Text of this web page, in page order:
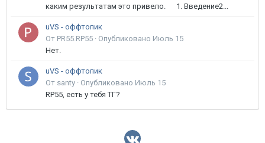
каким результатам это привело. 1. Введение2...
uVS - оффтопик
От PR55.RP55 · Опубликовано Июль 15
Нет.
uVS - оффтопик
От santy · Опубликовано Июль 15
RP55, есть у тебя ТГ?